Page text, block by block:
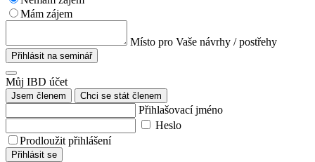
Mám zájem
Místo pro Vaše návrhy / postřehy
Přihlásit na seminář
Můj IBD účet
Jsem členem Chci se stát členem
Přihlašovací jméno
Heslo
Prodloužit přihlášení
Přihlásit se